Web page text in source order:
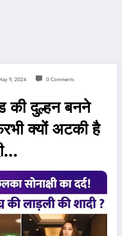
9, 2024 0 Comments
की दुल्हन बनने
क्यों अटकी है